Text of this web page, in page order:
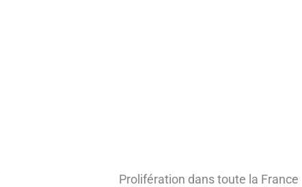
Prolifération dans toute la France